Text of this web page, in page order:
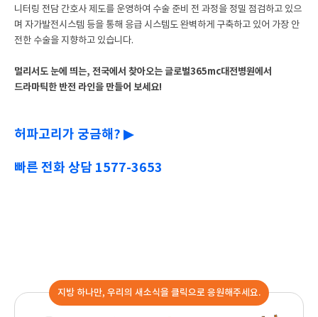
니터링 전담 간호사 제도를 운영하여 수술 준비 전 과정을 정밀 점검하고 있으
며 자가발전시스템 등을 통해 응급 시스템도 완벽하게 구축하고 있어 가장 안
전한 수술을 지향하고 있습니다.
멀리서도 눈에 띄는, 전국에서 찾아오는 글로벌365mc대전병원에서
드라마틱한 반전 라인을 만들어 보세요!
허파고리가 궁금해? ▶
빠른 전화 상담 1577-3653
지방 하나만, 우리의 새소식을 클릭으로 응원해주세요.